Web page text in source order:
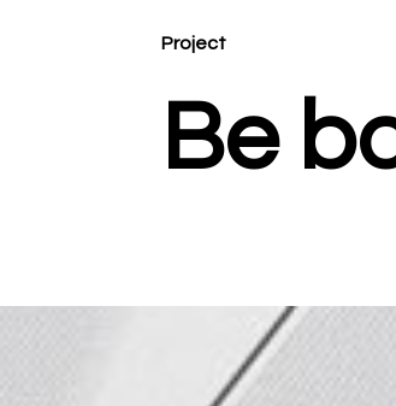
Project
Be